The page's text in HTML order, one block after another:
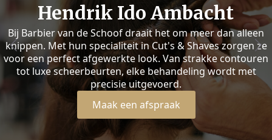
Hendrik Ido Ambacht
Bij Barbier van de Schoof draait het om meer dan alleen
knippen. Met hun specialiteit in Cut's & Shaves zorgen ze
voor een perfect afgewerkte look. Van strakke contouren
tot luxe scheerbeurten, elke behandeling wordt met
precisie uitgevoerd.
Maak een afspraak